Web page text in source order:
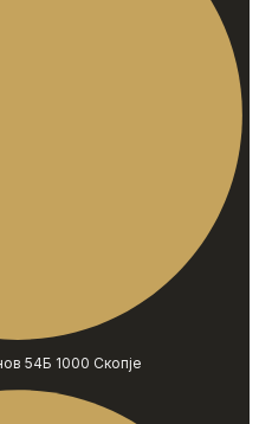
54Б 1000 Скопје